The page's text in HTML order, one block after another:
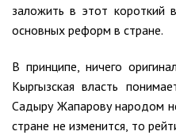
заложить в этот короткий
основных реформ в стране.
В принципе, ничего
Кыргызская власть
Садыру Жапарову народом
стране не изменится, то